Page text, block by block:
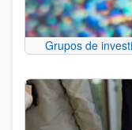
Grupos de